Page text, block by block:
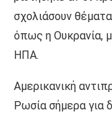
σχολιάσουν
όπως η Ουκρανία,
ΗΠΑ.
Αμερικανική
Ρωσία σήμερα για